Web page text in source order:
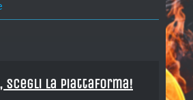
Scegli la piattaforma!